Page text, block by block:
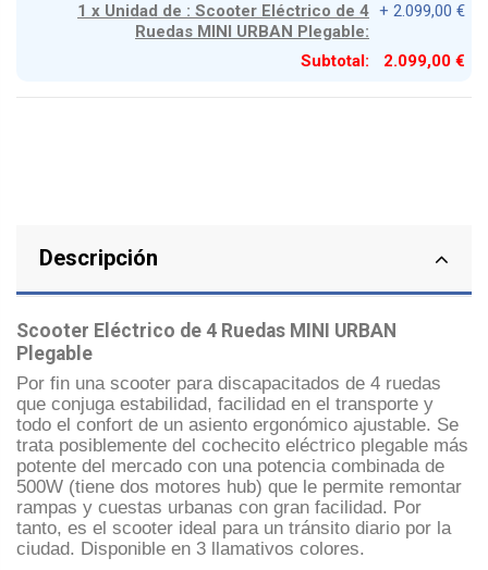
1 x Unidad de : Scooter Eléctrico de 4
Ruedas MINI URBAN Plegable:
+ 2.099,00 €
Subtotal: 2.099,00 €
Descripción
Scooter Eléctrico de 4 Ruedas MINI URBAN
Plegable
Por fin una scooter para discapacitados de 4 ruedas
que conjuga estabilidad, facilidad en el transporte y
todo el confort de un asiento ergonómico ajustable. Se
trata posiblemente del cochecito eléctrico plegable más
potente del mercado con una potencia combinada de
500W (tiene dos motores hub) que le permite remontar
rampas y cuestas urbanas con gran facilidad. Por
tanto, es el scooter ideal para un tránsito diario por la
ciudad. Disponible en 3 llamativos colores.